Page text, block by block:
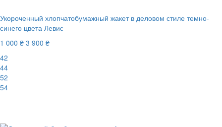
Укороченный хлопчатобумажный жакет в деловом стиле темно-
синего цвета Левис
1 000 ₴ 3 900 ₴
42
44
52
54